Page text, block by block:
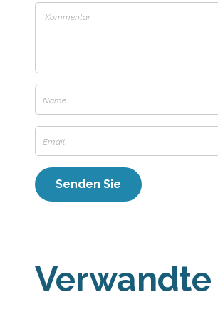
Verwandte